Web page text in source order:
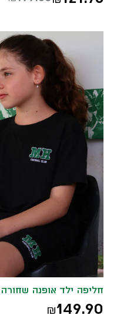
חליפה ילד אופנה שחורה MHFC דשא
₪149.90